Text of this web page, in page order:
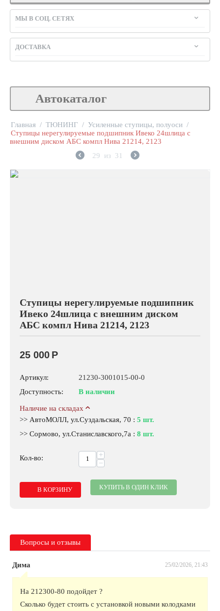
МЫ В СОЦ. СЕТЯХ
ДОСТАВКА
Автокаталог
Главная / ТЮНИНГ / Усиленные ступицы, полуоси /
Ступицы нерегулируемые подшипник Ивеко 24шлица с
внешним диском АБС компл Нива 21214, 2123
29
из 31
Ступицы нерегулируемые подшипник
Ивеко 24шлица с внешним диском
АБС компл Нива 21214, 2123
25 000 Р
Артикул:
21230-3001015-00-0
Доступность:
В наличии
Наличие на складах
>> АвтоМОЛЛ, ул.Суздальская, 70 : 5 шт.
>> Сормово, ул.Станиславского,7а : 8 шт.
Кол-во:
+
−
В КОРЗИНУ КУПИТЬ В ОДИН КЛИК
Вопросы и отзывы
Дима 25/02/2026, 21:43
На 212300-80 подойдет ?
Сколько будет стоить с установкой новыми колодками